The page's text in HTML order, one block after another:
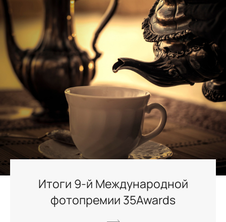
Итоги 9-й Международной
фотопремии 35Awards